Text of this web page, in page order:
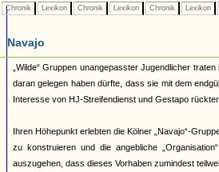
Chronik Lexikon Chronik Lexikon Chronik Lexikon
Navajo
„Wilde“ Gruppen unangepasster Jugendlicher
daran gelegen haben dürfte, dass sie mit dem
Interesse von HJ-Streifendienst und Gestapo
Ihren Höhepunkt erlebten die Kölner „Navajo“-
zu konstruieren und die angebliche
auszugehen, dass dieses Vorhaben zumindest